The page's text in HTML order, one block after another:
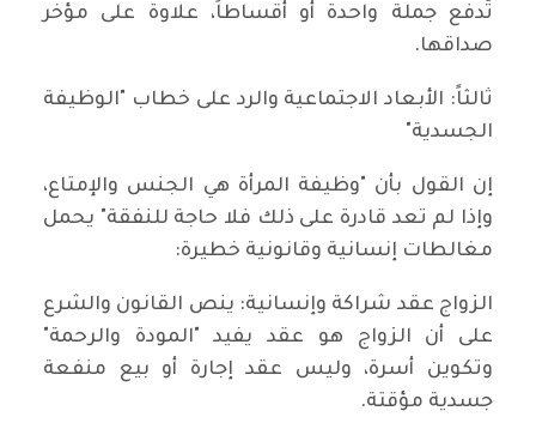
تُدفع جملة واحدة أو أقساطاً، علاوة على مؤخر
صداقها.
ثالثاً: الأبعاد الاجتماعية والرد على خطاب "الوظيفة
الجسدية"
إن القول بأن "وظيفة المرأة هي الجنس والإمتاع،
وإذا لم تعد قادرة على ذلك فلا حاجة للنفقة" يحمل
مغالطات إنسانية وقانونية خطيرة:
الزواج عقد شراكة وإنسانية: ينص القانون والشرع
على أن الزواج هو عقد يفيد "المودة والرحمة"
وتكوين أسرة، وليس عقد إجارة أو بيع منفعة
جسدية مؤقتة.